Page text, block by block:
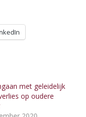
met geleidelijk
op oudere